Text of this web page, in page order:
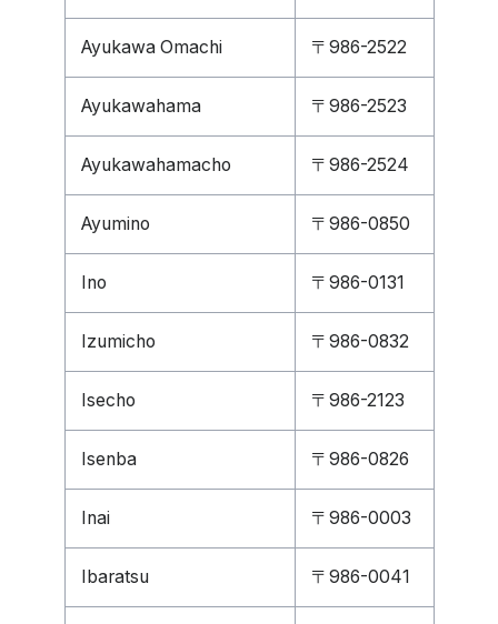
Ayukawa Omachi 〒986-2522
Ayukawahama 〒986-2523
Ayukawahamacho 〒986-2524
Ayumino 〒986-0850
Ino 〒986-0131
Izumicho 〒986-0832
Isecho 〒986-2123
Isenba 〒986-0826
Inai 〒986-0003
Ibaratsu 〒986-0041